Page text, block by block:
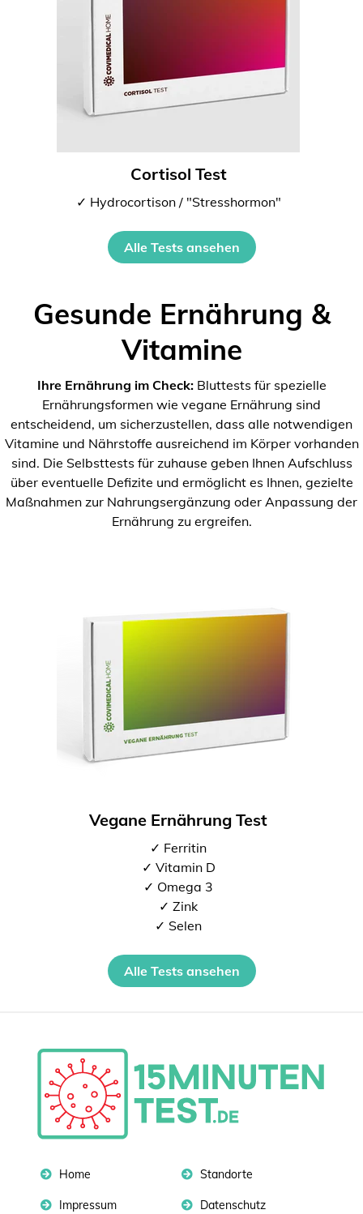
Cortisol Test
✓ Hydrocortison / "Stresshormon"
Alle Tests ansehen
Gesunde Ernährung &
Vitamine
Ihre Ernährung im Check:Bluttests für spezielle
Ernährungsformen wie vegane Ernährung sind
entscheidend, um sicherzustellen, dass alle notwendigen
Vitamine und Nährstoffe ausreichend im Körper vorhanden
sind. Die Selbsttests für zuhause geben Ihnen Aufschluss
über eventuelle Defizite und ermöglicht es Ihnen, gezielte
Maßnahmen zur Nahrungsergänzung oder Anpassung der
Ernährung zu ergreifen.
Vegane Ernährung Test
✓ Ferritin
✓ Vitamin D
✓ Omega 3
✓ Zink
✓ Selen
Alle Tests ansehen
Home Standorte
Impressum Datenschutz